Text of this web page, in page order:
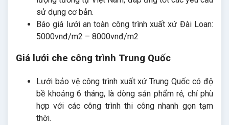
sử dụng cơ bản.
Báo giá lưới an toàn công trình xuất xứ Đài Loan:
5000vnđ/m2 – 8000vnđ/m2
Giá lưới che công trình Trung Quốc
Lưới bảo vệ công trình xuất xứ Trung Quốc có độ
bề khoảng 6 tháng, là dòng sản phẩm rẻ, chỉ phù
hợp với các công trình thi công nhanh gọn tạm
thời.